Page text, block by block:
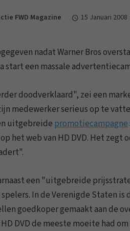
FWD Magazine 15 Januari 2008
nadat Warner Bros
start een massale
doodverklaard", zei een
medewerker serieus op te
uitgebreide promotiecampagne
het web van HD DVD. Het
een "uitgebreide
In de Verenigde Staten
goedkoper gemaakt aan de
DVD de meeste moeite had